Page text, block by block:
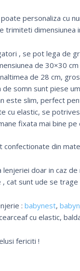
personaliza cu
trimiteti dimensiunea
, se pot lega de
de 30×30
de 28 cm,
de somn sunt piese
este slim, perfect
cu elastic, se
fixata mai bine pe
confectionate din
lenjeriei doar in caz
cat sunt ude se
: babynest,
cu elastic,
fericiti !